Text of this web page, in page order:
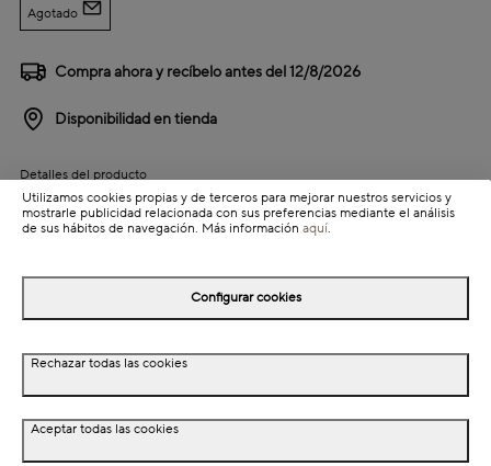
Agotado
Compra ahora y recíbelo antes del12/8/2026
Disponibilidad en tienda
Detalles del producto
Colección: Frango
Detalles del producto
Dimensiones
Utilizamos cookies propias y de terceros para mejorar nuestros servicios y
mostrarle publicidad relacionada con sus preferencias mediante el análisis
de sus hábitos de navegación. Más información aquí.
Configurar cookies
Rechazar todas las cookies
Aceptar todas las cookies